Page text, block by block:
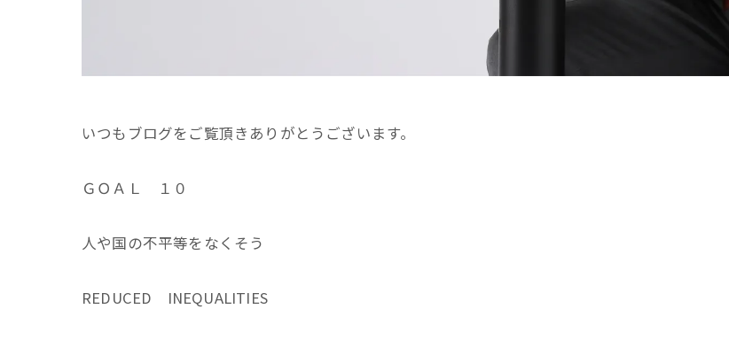
いつもブログをご覧頂きありがとうございます。
ＧＯＡＬ １０
人や国の不平等をなくそう
REDUCED INEQUALITIES